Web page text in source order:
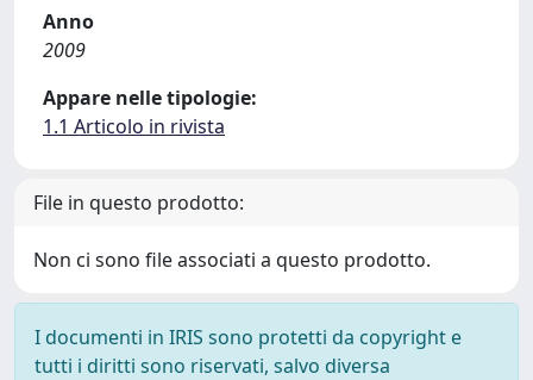
Anno
2009
Appare nelle tipologie:
1.1 Articolo in rivista
File in questo prodotto:
Non ci sono file associati a questo prodotto.
I documenti in IRIS sono protetti da copyright e
tutti i diritti sono riservati, salvo diversa